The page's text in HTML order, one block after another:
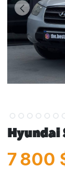
Hyundai
7 800